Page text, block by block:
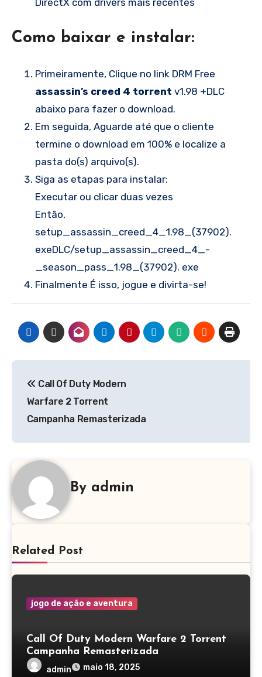
Como baixar e instalar:
Primeiramente, Clique no link DRM Free
assassin’s creed 4 torrent v1.98 +DLC
abaixo para fazer o download.
Em seguida, Aguarde até que o cliente
termine o download em 100% e localize a
pasta do(s) arquivo(s).
Siga as etapas para instalar:
Executar ou clicar duas vezes
Então,
setup_assassin_creed_4_1.98_(37902).
exeDLC/setup_assassin_creed_4_-
_season_pass_1.98_(37902). exe
Finalmente É isso, jogue e divirta-se!
de
Post
Call Of Duty Modern
Warfare 2 Torrent
Campanha Remasterizada
By admin
Related Post
jogo de ação e aventura
Call Of Duty Modern Warfare 2 Torrent
Campanha Remasterizada
admin maio 18, 2025